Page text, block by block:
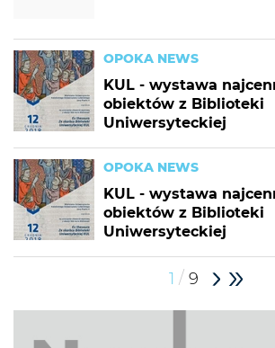
OPOKA NEWS
KUL - wystawa
obiektów z Biblioteki
Uniwersyteckiej
OPOKA NEWS
KUL - wystawa
obiektów z Biblioteki
Uniwersyteckiej
1 / 9